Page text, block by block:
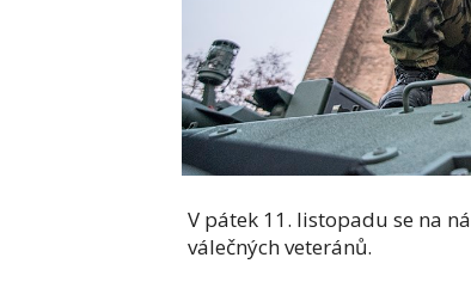
V pátek 11. listopadu se na
válečných veteránů.